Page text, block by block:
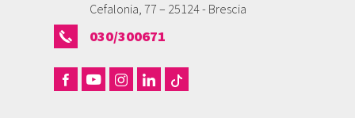
Cefalonia, 77 – 25124 - Brescia
030/300671